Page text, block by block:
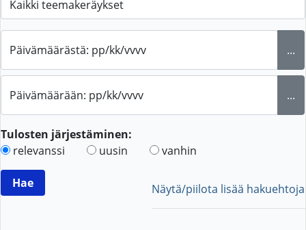
Päivämäärästä: pp/kk/vvvv ...
Päivämäärään: pp/kk/vvvv ...
Tulosten järjestäminen:
relevanssi
uusin vanhin
Näytä/piilota lisää hakuehtoja